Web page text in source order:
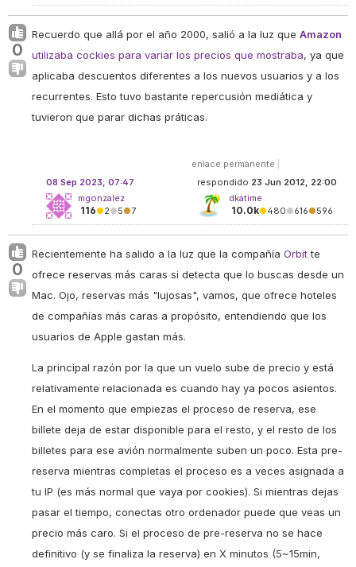
0
Recuerdo que allá por el año 2000, salió a la luz que Amazon
utilizaba cockies para variar los precios que mostraba, ya que
aplicaba descuentos diferentes a los nuevos usuarios y a los
recurrentes. Esto tuvo bastante repercusión mediática y
tuvieron que parar dichas práticas.
enlace permanente
respondido 23 Jun 2012, 22:00
dkatime
10.0k●480●616●596
08 Sep 2023, 07:47
mgonzalez
116●2●5●7
0
Recientemente ha salido a la luz que la compañía Orbitte
ofrece reservas más caras si detecta que lo buscas desde un
Mac. Ojo, reservas más "lujosas", vamos, que ofrece hoteles
de compañías más caras a propósito, entendiendo que los
usuarios de Apple gastan más.
La principal razón por la que un vuelo sube de precio y está
relativamente relacionada es cuando hay ya pocos asientos.
En el momento que empiezas el proceso de reserva, ese
billete deja de estar disponible para el resto, y el resto de los
billetes para ese avión normalmente suben un poco. Esta pre-
reserva mientras completas el proceso es a veces asignada a
tu IP (es más normal que vaya por cookies). Si mientras dejas
pasar el tiempo, conectas otro ordenador puede que veas un
precio más caro. Si el proceso de pre-reserva no se hace
definitivo (y se finaliza la reserva) en X minutos (5~15min,